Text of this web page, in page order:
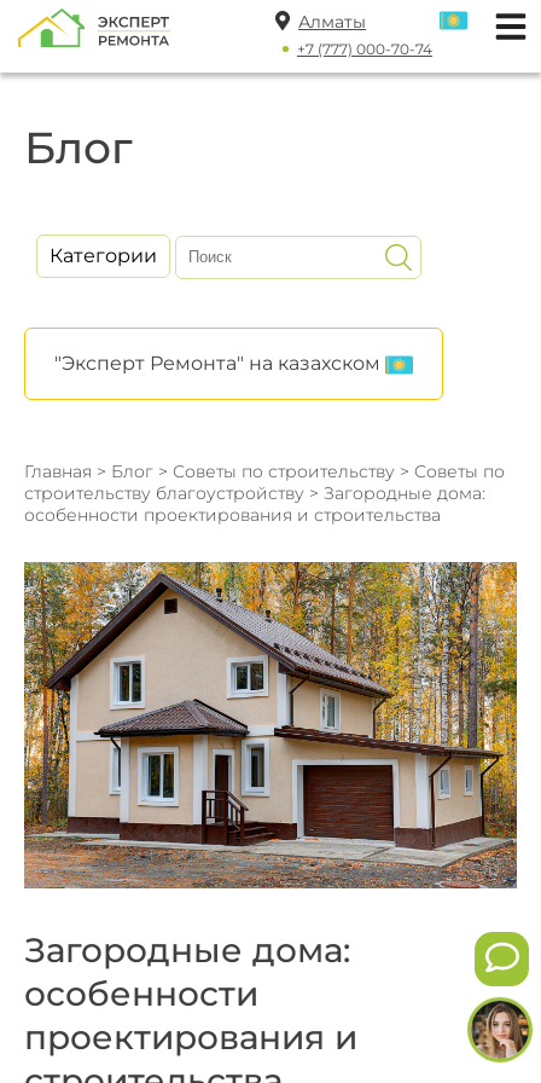
Алматы
+7 (777) 000-70-74
Блог
Категории
"Эксперт Ремонта" на казахском
Главная > Блог > Советы по строительству > Советы по
строительству благоустройству > Загородные дома:
особенности проектирования и строительства
Загородные дома:
особенности
проектирования и